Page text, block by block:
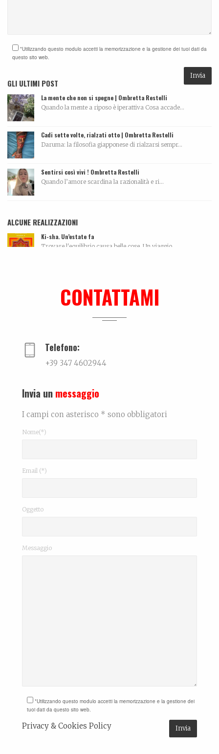
*Utilizzando questo modulo accetti la memorizzazione e la gestione dei tuoi dati da
questo sito web.
GLI ULTIMI POST
La mente che non si spegne | Ombretta Restelli
Quando la mente a riposo è iperattiva Cosa accade...
Cadi sette volte, rialzati otto | Ombretta Restelli
Daruma: la filosofia giapponese di rialzarsi sempr...
Sentirsi così vivi ! Ombretta Restelli
Quando l’amore scardina la razionalità e ri...
ALCUNE REALIZZAZIONI
Ki-sha. Un’estate fa
Trovare l'equilibrio causa belle cose. Un viaggio...
CONTATTAMI
Telefono:
+39 347 4602944
Invia un messaggio
I campi con asterisco * sono obbligatori
Nome(*)
Email (*)
Oggetto
Messaggio
*Utilizzando questo modulo accetti la memorizzazione e la gestione dei
tuoi dati da questo sito web.
Privacy & Cookies Policy